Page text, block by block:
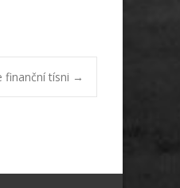
finanční tísni →